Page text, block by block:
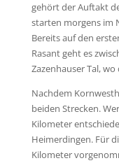
gehört der Auftakt
starten morgens im
Bereits auf den
Rasant geht es
Zazenhauser Tal,
Nachdem
beiden Strecken.
Kilometer
Heimerdingen. Für
Kilometer